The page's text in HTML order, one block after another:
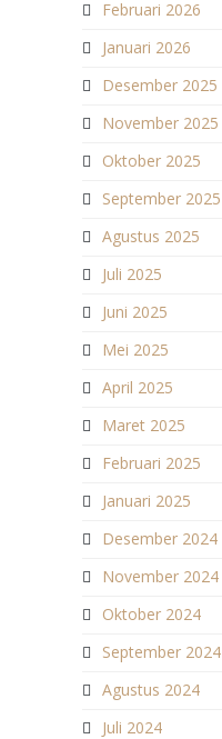
Februari 2026
Januari 2026
Desember 2025
November 2025
Oktober 2025
September 2025
Agustus 2025
Juli 2025
Juni 2025
Mei 2025
April 2025
Maret 2025
Februari 2025
Januari 2025
Desember 2024
November 2024
Oktober 2024
September 2024
Agustus 2024
Juli 2024